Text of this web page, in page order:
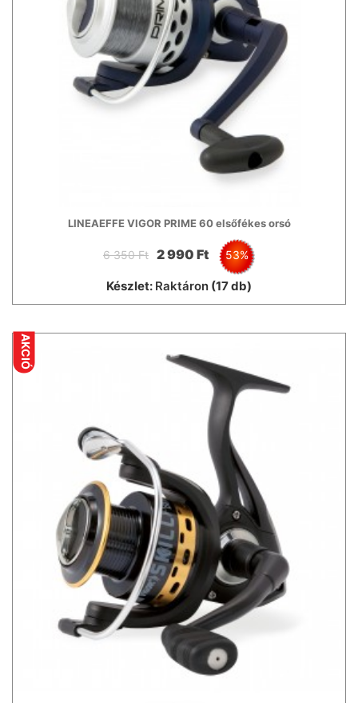
LINEAEFFE VIGOR PRIME 60 elsőfékes orsó
6 350 Ft 2 990 Ft 53%
Készlet: Raktáron (17 db)
AKCIÓ